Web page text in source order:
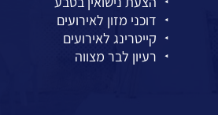
דוכני מזון לאירועים
קייטרינג לאירועים
רעיון לבר מצווה